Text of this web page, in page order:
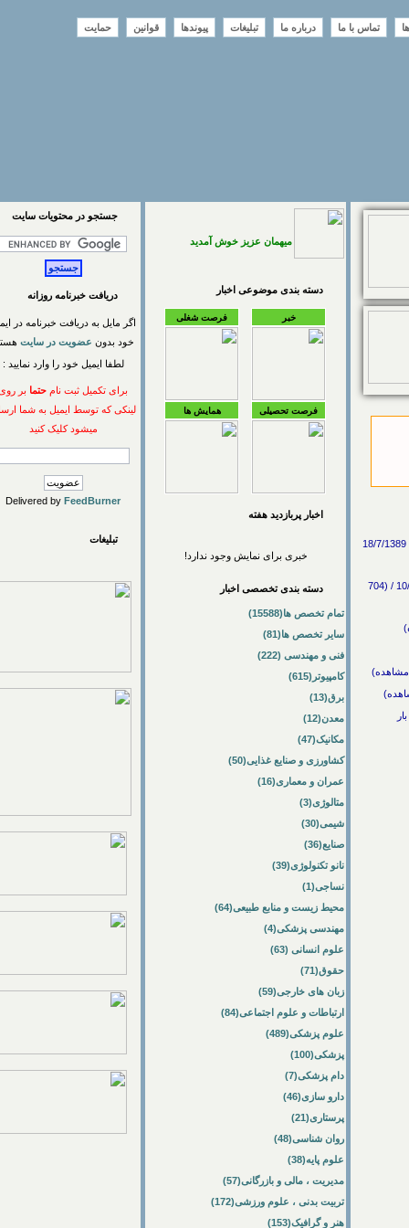
تماس با ما درباره ما تبلیغات پیوندها قوانین حمایت
پیشکسوتان این رشته در واحد گرمسار / علوم پزشکی -> دام پزشکی / 18/7/1389
تولید فراورده های خونی دامی برای تشخیص بیماریها توسط محققان کشور / علوم پزشکی -> دام پزشکی / 10/3/1389 / (704
میهمان عزیز خوش آمدید
دسته بندی موضوعی اخبار
فرصت شغلی
فرصت تحصیلی همایش ها
اخبار پربازديد هفته
خبری برای نمایش وجود ندارد!
دسته بندی تخصصی اخبار
تمام تخصص ها(15588)
سایر تخصص ها(81)
فنی و مهندسی (222)
کامپیوتر(615)
برق(13)
معدن(12)
مکانیک(47)
کشاورزی و صنایع غذایی(50)
عمران و معماری(16)
متالوژی(3)
شیمی(30)
صنایع(36)
نانو تکنولوژی(39)
نساجی(1)
محیط زیست و منابع طبیعی(64)
مهندسی پزشکی(4)
علوم انسانی (63)
حقوق(71)
زبان های خارجی(59)
ارتباطات و علوم اجتماعی(84)
علوم پزشکی(489)
پزشکی(100)
دام پزشکی(7)
دارو سازی(46)
پرستاری(21)
روان شناسی(48)
علوم پایه(38)
مدیریت ، مالی و بازرگانی(57)
تربیت بدنی ، علوم ورزشی(172)
هنر و گرافیک(153)
جستجو در محتويات سايت
دریافت خبرنامه روزانه
اگر مایل به دریافت خبرنامه در ایمیل
خود بدونعضویت در سایتهستید
لطفا ایمیل خود را وارد نمایید :
برای تکمیل ثبت نام حتمابر روی
لینکی که توسط ایمیل به شما ارسال
میشود کلیک کنید
Delivered byFeedBurner
تبلیغات